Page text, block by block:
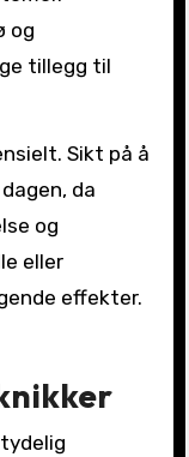
og
tillegg til
Sikt på å
da
og
eller
effekter.